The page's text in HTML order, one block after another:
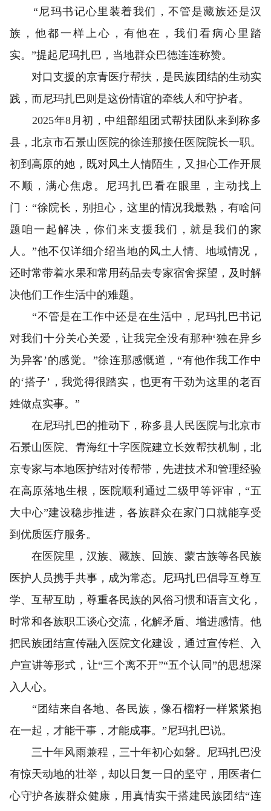
“尼玛书记心里装着我们，不管是藏族还是汉
族，他都一样上心，有他在，我们看病心里踏
实。”提起尼玛扎巴，当地群众巴德连连称赞。
对口支援的京青医疗帮扶，是民族团结的生动实
践，而尼玛扎巴则是这份情谊的牵线人和守护者。
2025年8月初，中组部组团式帮扶团队来到称多
县，北京市石景山医院的徐连那接任医院院长一职。
初到高原的她，既对风土人情陌生，又担心工作开展
不顺，满心焦虑。尼玛扎巴看在眼里，主动找上
门：“徐院长，别担心，这里的情况我最熟，有啥问
题咱一起解决，你们来支援我们，就是我们的家
人。”他不仅详细介绍当地的风土人情、地域情况，
还时常带着水果和常用药品去专家宿舍探望，及时解
决他们工作生活中的难题。
“不管是在工作中还是在生活中，尼玛扎巴书记
对我们十分关心关爱，让我完全没有那种‘独在异乡
为异客’的感觉。”徐连那感慨道，“有他作我工作中
的‘搭子’，我觉得很踏实，也更有干劲为这里的老百
姓做点实事。”
在尼玛扎巴的推动下，称多县人民医院与北京市
石景山医院、青海红十字医院建立长效帮扶机制，北
京专家与本地医护结对传帮带，先进技术和管理经验
在高原落地生根，医院顺利通过二级甲等评审，“五
大中心”建设稳步推进，各族群众在家门口就能享受
到优质医疗服务。
在医院里，汉族、藏族、回族、蒙古族等各民族
医护人员携手共事，成为常态。尼玛扎巴倡导互尊互
学、互帮互助，尊重各民族的风俗习惯和语言文化，
时常和各族职工谈心交流，化解矛盾、增进感情。他
把民族团结宣传融入医院文化建设，通过宣传栏、入
户宣讲等形式，让“三个离不开”“五个认同”的思想深
入人心。
“团结来自各地、各民族，像石榴籽一样紧紧抱
在一起，才能干事，才能成事。”尼玛扎巴说。
三十年风雨兼程，三十年初心如磐。尼玛扎巴没
有惊天动地的壮举，却以日复一日的坚守，用医者仁
心守护各族群众健康，用真情实干搭建民族团结“连